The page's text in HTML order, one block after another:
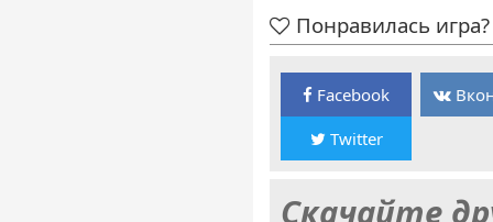
Понравилась
Facebook
Twitter
Скачайте